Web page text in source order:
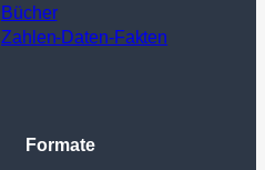
Bücher
Zahlen-Daten-Fakten
Formate